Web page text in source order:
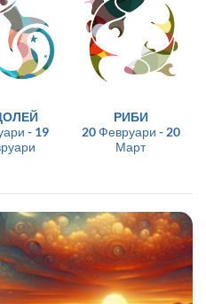
- 19
РИБИ
20 Февруари - 20
Март